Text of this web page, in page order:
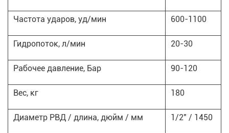
Частота ударов, уд/мин 600-1100
Гидропоток, л/мин 20-30
Рабочее давление, Бар 90-120
Вес, кг 180
Диаметр РВД / длина, дюйм / мм 1/2" / 1450